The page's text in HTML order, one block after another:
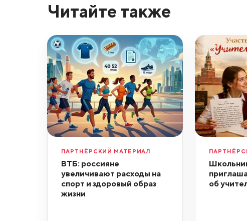
Читайте также
ПАРТНЁРСКИЙ МАТЕРИАЛ
ВТБ: россияне
увеличивают расходы на
спорт и здоровый образ
жизни
об